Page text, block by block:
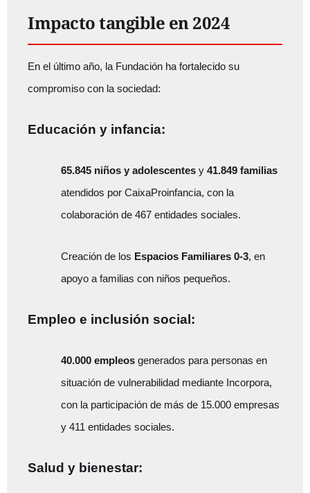
Impacto tangible en 2024
En el último año, la Fundación ha fortalecido su
compromiso con la sociedad:
Educación y infancia:
65.845 niños y adolescentes y 41.849 familias
atendidos por CaixaProinfancia, con la
colaboración de 467 entidades sociales.
Creación de los Espacios Familiares 0-3, en
apoyo a familias con niños pequeños.
Empleo e inclusión social:
40.000 empleos generados para personas en
situación de vulnerabilidad mediante Incorpora,
con la participación de más de 15.000 empresas
y 411 entidades sociales.
Salud y bienestar: